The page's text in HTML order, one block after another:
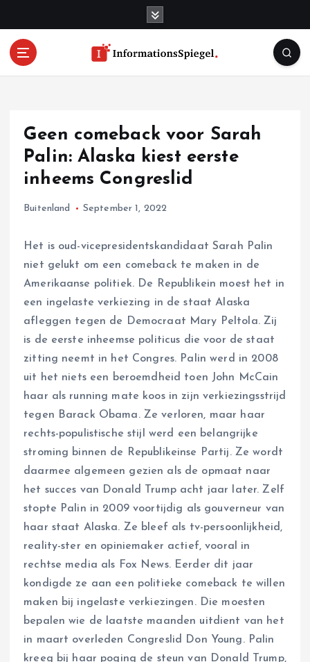
Geen comeback voor Sarah
Palin: Alaska kiest eerste
inheems Congreslid
Buitenland September 1, 2022
Het is oud-vicepresidentskandidaat Sarah Palin
niet gelukt om een comeback te maken in de
Amerikaanse politiek. De Republikein moest het in
een ingelaste verkiezing in de staat Alaska
afleggen tegen de Democraat Mary Peltola. Zij
is de eerste inheemse politicus die voor de staat
zitting neemt in het Congres. Palin werd in 2008
uit het niets een beroemdheid toen John McCain
haar als running mate koos in zijn verkiezingsstrijd
tegen Barack Obama. Ze verloren, maar haar
rechts-populistische stijl werd een belangrijke
stroming binnen de Republikeinse Partij. Ze wordt
daarmee algemeen gezien als de opmaat naar
het succes van Donald Trump acht jaar later. Zelf
stopte Palin in 2009 voortijdig als gouverneur van
haar staat Alaska. Ze bleef als tv-persoonlijkheid,
reality-ster en opiniemaker actief, vooral in
rechtse media als Fox News. Eerder dit jaar
kondigde ze aan een politieke comeback te willen
maken bij ingelaste verkiezingen. Die moesten
bepalen wie de laatste maanden uitdient van het
in maart overleden Congreslid Don Young. Palin
kreeg bij haar poging de steun van Donald Trump,